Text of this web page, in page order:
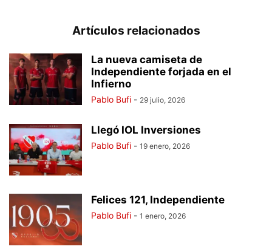
Artículos relacionados
La nueva camiseta de
Independiente forjada en el
Infierno
Pablo Bufi - 29 julio, 2026
Llegó IOL Inversiones
Pablo Bufi - 19 enero, 2026
Felices 121, Independiente
Pablo Bufi - 1 enero, 2026